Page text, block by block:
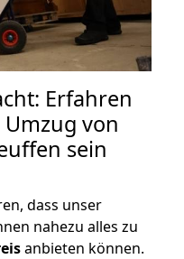
Erfahren
von
sein
dass unser
nahezu alles zu
anbieten können.